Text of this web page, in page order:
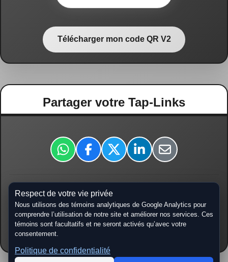
Télécharger mon code QR V2
Partager votre Tap-Links
tap-links.ca/
Copier URL
Respect de votre vie privée
Nous utilisons des témoins analytiques de Google Analytics pour
comprendre l’utilisation de notre site et améliorer nos services. Ces
témoins sont facultatifs et ne seront activés qu’avec votre
consentement.
Politique de confidentialité